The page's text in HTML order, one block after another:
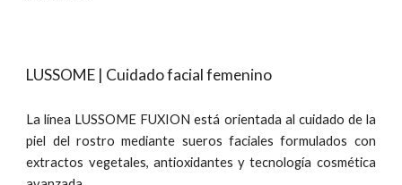
LUSSOME | Cuidado facial femenino
La línea LUSSOME FUXION está orientada al cuidado de la
piel del rostro mediante sueros faciales formulados con
extractos vegetales, antioxidantes y tecnología cosmética